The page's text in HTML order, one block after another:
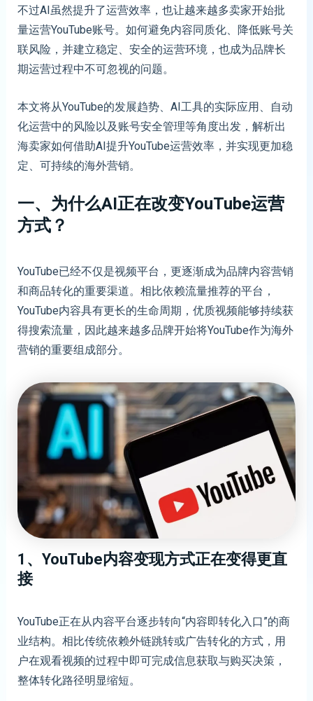
不过AI虽然提升了运营效率，也让越来越多卖家开始批
量运营YouTube账号。如何避免内容同质化、降低账号关
联风险，并建立稳定、安全的运营环境，也成为品牌长
期运营过程中不可忽视的问题。
本文将从YouTube的发展趋势、AI工具的实际应用、自动
化运营中的风险以及账号安全管理等角度出发，解析出
海卖家如何借助AI提升YouTube运营效率，并实现更加稳
定、可持续的海外营销。
一、为什么AI正在改变YouTube运营
方式？
YouTube已经不仅是视频平台，更逐渐成为品牌内容营销
和商品转化的重要渠道。相比依赖流量推荐的平台，
YouTube内容具有更长的生命周期，优质视频能够持续获
得搜索流量，因此越来越多品牌开始将YouTube作为海外
营销的重要组成部分。
1、YouTube内容变现方式正在变得更直
接
YouTube正在从内容平台逐步转向“内容即转化入口”的商
业结构。相比传统依赖外链跳转或广告转化的方式，用
户在观看视频的过程中即可完成信息获取与购买决策，
整体转化路径明显缩短。